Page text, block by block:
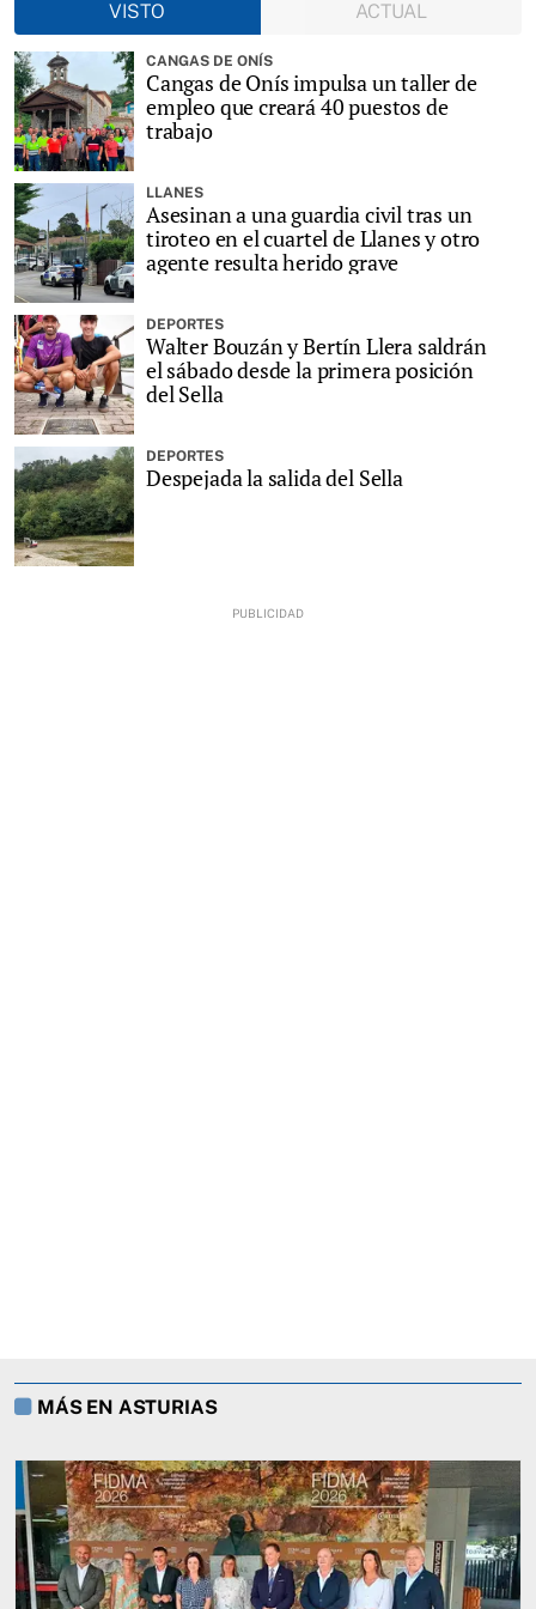
VISTO
ACTUAL
CANGAS DE ONÍS
Cangas de Onís impulsa un taller de
empleo que creará 40 puestos de
trabajo
LLANES
Asesinan a una guardia civil tras un
tiroteo en el cuartel de Llanes y otro
agente resulta herido grave
DEPORTES
Walter Bouzán y Bertín Llera saldrán
el sábado desde la primera posición
del Sella
DEPORTES
Despejada la salida del Sella
MÁS EN ASTURIAS